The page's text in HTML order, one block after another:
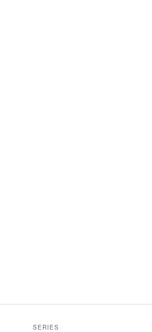
SERIES